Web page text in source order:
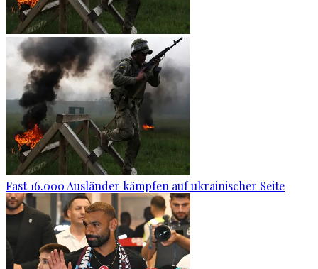
Fast 16.000 Ausländer kämpfen auf ukrainischer Seite